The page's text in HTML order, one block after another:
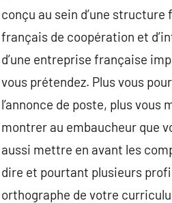
conçu au sein d’une
français de coopération et
d’une entreprise française
vous prétendez. Plus vous
l’annonce de poste, plus vous
montrer au embaucheur que
aussi mettre en avant les
dire et pourtant plusieurs
orthographe de votre